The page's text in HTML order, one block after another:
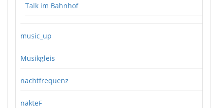
Talk im Bahnhof
music_up
Musikgleis
nachtfrequenz
nakteF